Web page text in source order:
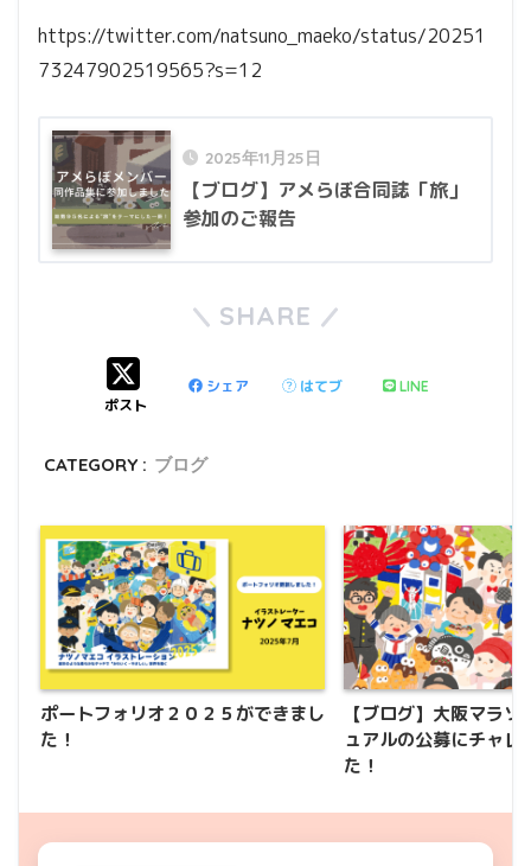
https://twitter.com/natsuno_maeko/status/20251
73247902519565?s=12
2025年11月25日
【ブログ】アメらぼ合同誌「旅」
参加のご報告
SHARE
ポスト
シェア はてブ LINE
CATEGORY : ブログ
ポートフォリオ２０２５ができまし
た！
【ブログ】大阪マラ
ュアルの公募にチャレ
た！